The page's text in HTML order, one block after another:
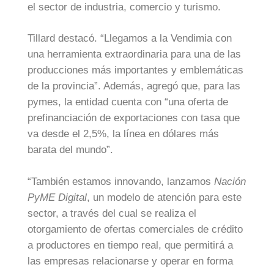
el sector de industria, comercio y turismo.
Tillard destacó. “Llegamos a la Vendimia con
una herramienta extraordinaria para una de las
producciones más importantes y emblemáticas
de la provincia”. Además, agregó que, para las
pymes, la entidad cuenta con “una oferta de
prefinanciación de exportaciones con tasa que
va desde el 2,5%, la línea en dólares más
barata del mundo”.
“También estamos innovando, lanzamos Nación
PyME Digital, un modelo de atención para este
sector, a través del cual se realiza el
otorgamiento de ofertas comerciales de crédito
a productores en tiempo real, que permitirá a
las empresas relacionarse y operar en forma